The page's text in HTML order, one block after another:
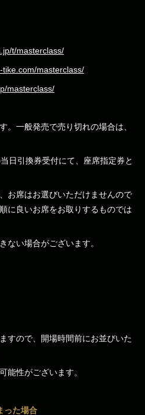
t/masterclass/
tike.com/masterclass/
masterclass/
。一般発売で売り切れの場合は、
日引換券受付にて、座席指定券と
お席はお選びいただけませんので
に良いお席をお取りするものでは
ない場合がございます。
すので、開場時間前にお並びいた
能性がございます。
った場合